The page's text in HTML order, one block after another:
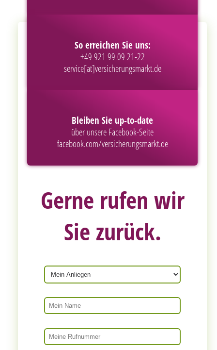
So erreichen Sie uns:
+49 921 99 09 21-22
service[at]versicherungsmarkt.de
Bleiben Sie up-to-date
über unsere Facebook-Seite
facebook.com/versicherungsmarkt.de
Gerne rufen wir
Sie zurück.
Mein Anliegen
Mein Name
Meine Rufnummer